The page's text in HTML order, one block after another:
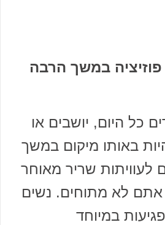
פוזיציה במשך הרבה
כל היום, יושבים או
באותו מיקום במשך
לעוויתות שריר מאוחר
אתם לא מתוחים. נשים
במיוחד